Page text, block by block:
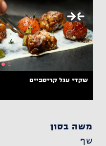
שקדי עגל קריספיים
משה בסון
שף